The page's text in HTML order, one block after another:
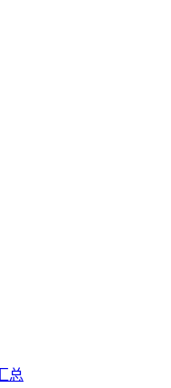
总